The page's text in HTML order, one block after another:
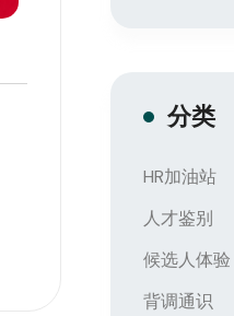
分类
HR加油站
人才鉴别
候选人体验
背调通识